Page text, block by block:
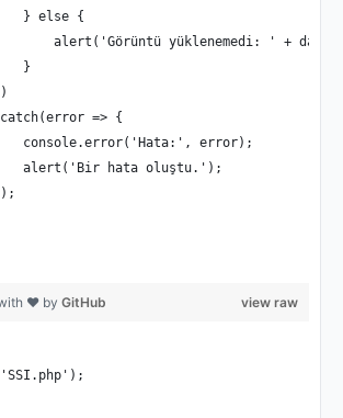
} else {
alert('Görüntü yüklenemedi: ' +
}
=> {
console.error('Hata:', error);
alert('Bir hata oluştu.');
view raw
❤ by GitHub